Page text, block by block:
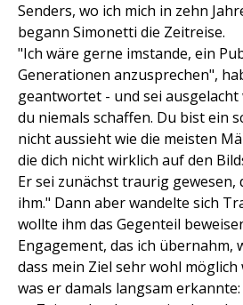
Senders, wo ich mich in zehn
begann Simonetti die Zeitreise.
"Ich wäre gerne imstande, ein
Generationen anzusprechen",
geantwortet - und sei
du niemals schaffen. Du bist ein
nicht aussieht wie die meisten
die dich nicht wirklich auf den
Er sei zunächst traurig gewesen,
ihm." Dann aber wandelte sich
wollte ihm das Gegenteil
Engagement, das ich übernahm,
dass mein Ziel sehr wohl
was er damals langsam